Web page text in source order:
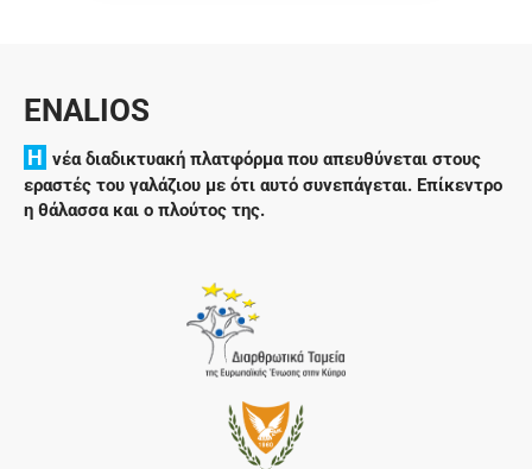
ENALIOS
H νέα διαδικτυακή πλατφόρμα που απευθύνεται στους
εραστές του γαλάζιου με ότι αυτό συνεπάγεται. Επίκεντρο
η θάλασσα και ο πλούτος της.